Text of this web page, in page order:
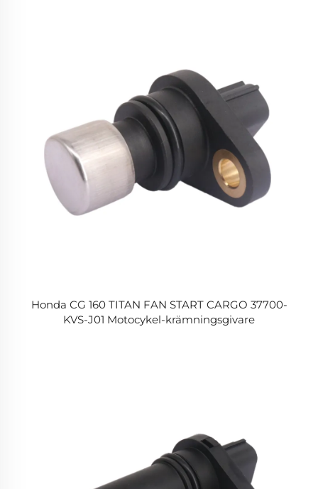
Honda CG 160 TITAN FAN START CARGO 37700-
KVS-J01 Motocykel-krämningsgivare